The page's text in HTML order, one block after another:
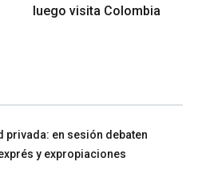
luego visita Colombia
privada: en sesión debaten
y expropiaciones